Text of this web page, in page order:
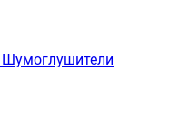
Шумоглушители